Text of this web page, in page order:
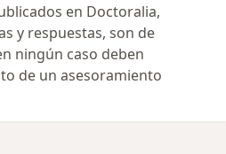
en Doctoralia,
y respuestas, son de
ningún caso deben
de un asesoramiento